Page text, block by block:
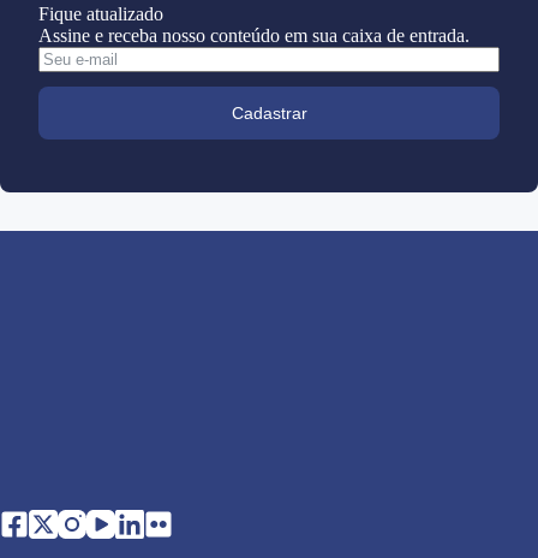
Fique atualizado
Assine e receba nosso conteúdo em sua caixa de entrada.
Cadastrar